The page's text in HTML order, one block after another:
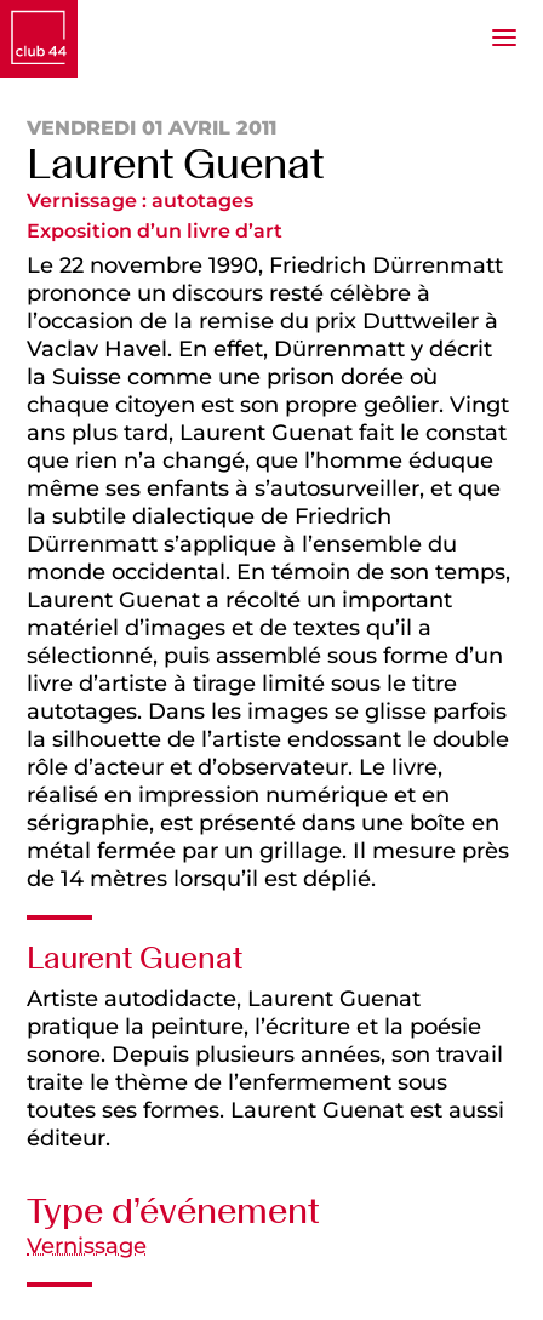
VENDREDI 01 AVRIL 2011
Laurent Guenat
Vernissage : autotages
Exposition d’un livre d’art
Le 22 novembre 1990, Friedrich Dürrenmatt
prononce un discours resté célèbre à
l’occasion de la remise du prix Duttweiler à
Vaclav Havel. En effet, Dürrenmatt y décrit
la Suisse comme une prison dorée où
chaque citoyen est son propre geôlier. Vingt
ans plus tard, Laurent Guenat fait le constat
que rien n’a changé, que l’homme éduque
même ses enfants à s’autosurveiller, et que
la subtile dialectique de Friedrich
Dürrenmatt s’applique à l’ensemble du
monde occidental. En témoin de son temps,
Laurent Guenat a récolté un important
matériel d’images et de textes qu’il a
sélectionné, puis assemblé sous forme d’un
livre d’artiste à tirage limité sous le titre
autotages. Dans les images se glisse parfois
la silhouette de l’artiste endossant le double
rôle d’acteur et d’observateur. Le livre,
réalisé en impression numérique et en
sérigraphie, est présenté dans une boîte en
métal fermée par un grillage. Il mesure près
de 14 mètres lorsqu’il est déplié.
Laurent Guenat
Artiste autodidacte, Laurent Guenat
pratique la peinture, l’écriture et la poésie
sonore. Depuis plusieurs années, son travail
traite le thème de l’enfermement sous
toutes ses formes. Laurent Guenat est aussi
éditeur.
Type d’événement
Vernissage